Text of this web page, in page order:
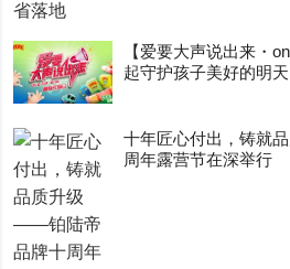
【爱要大声说出来・
起守护孩子美好的明天
十年匠心付出，铸就
周年露营节在深举行